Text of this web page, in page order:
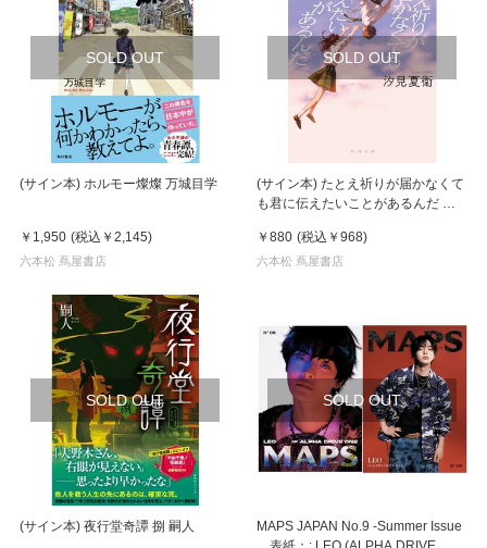
SOLD OUT
(サイン本) ホルモー燦燦 万城目学
￥1,950 (税込 ￥2,145)
六本松 蔦屋書店
SOLD OUT
(サイン本) たとえ祈りが届かなくて
も君に伝えたいことがあるんだ 汐
￥880 (税込 ￥968)
六本松 蔦屋書店
SOLD OUT
(サイン本) 夜行堂奇譚 捌 嗣人
SOLD OUT
MAPS JAPAN No.9 -Summer Issue